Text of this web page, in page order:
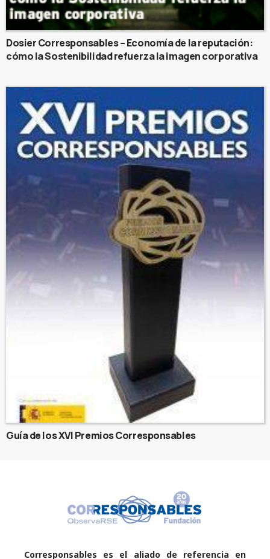
Dosier Corresponsables – Economía de la reputación:
cómo la Sostenibilidad refuerza la imagen corporativa
Guía de los XVI Premios Corresponsables
Corresponsables es el aliado de referencia en